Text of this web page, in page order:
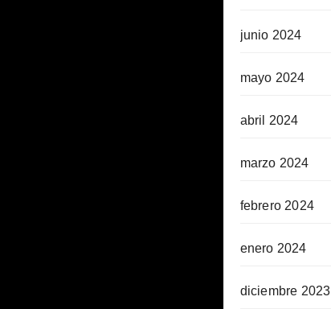
junio 2024
mayo 2024
abril 2024
marzo 2024
febrero 2024
enero 2024
diciembre 2023